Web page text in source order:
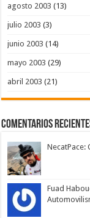
agosto 2003 (13)
julio 2003 (3)
junio 2003 (14)
mayo 2003 (29)
abril 2003 (21)
Comentarios
NecatPace:
Fuad